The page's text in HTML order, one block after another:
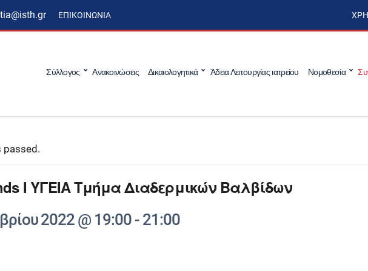
ΕΠΙΚΟΙΝΩΝΊΑ
Σύλλογος Ανακοινώσεις Δικαιολογητικά Άδεια Λειτουργίας ιατρείου Νομοθεσία
passed.
I ΥΓΕΙΑ Τμήμα Διαδερμικών Βαλβίδων
2022 @ 19:00- 21:00